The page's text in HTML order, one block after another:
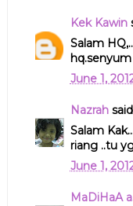
Kek Kawin
Salam
June 1,
Nazrah
Salam
riang ..tu
June 1,
MaDiHaA